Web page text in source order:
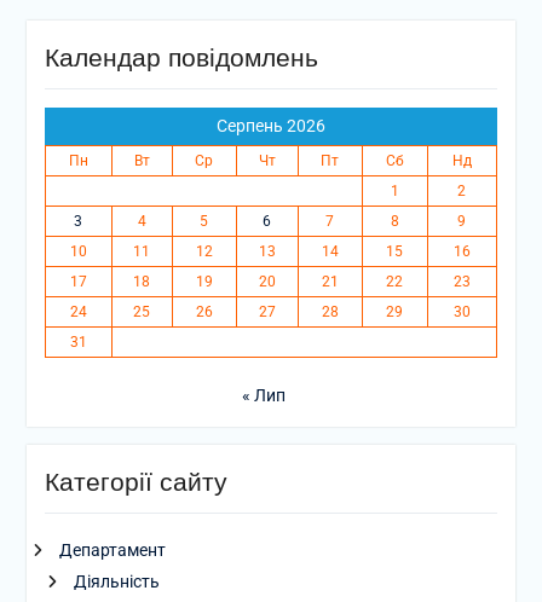
Календар повідомлень
Серпень 2026
Пн Вт Ср Чт Пт Сб
Нд
1
2
3
4 5 6 7 8
9
10
11 12 13 14 15
16
17
18 19 20 21 22
23
24
25 26 27 28 29
30
31
« Лип
Категорії сайту
Департамент
Діяльність